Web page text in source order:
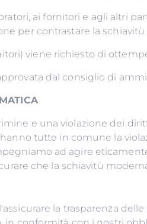
ai fornitori e agli altri
per contrastare la
viene richiesto di
dal consiglio di
e una violazione dei
tutte in comune la
ad agire
che la schiavitù
la trasparenza